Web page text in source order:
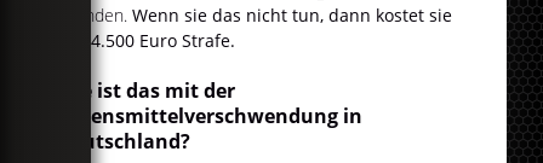
spenden.Wenn sie das nicht tun, dann kostet sie
das 4.500 Euro Strafe.
Wie ist das mit der
Lebensmittelverschwendung in
Deutschland?